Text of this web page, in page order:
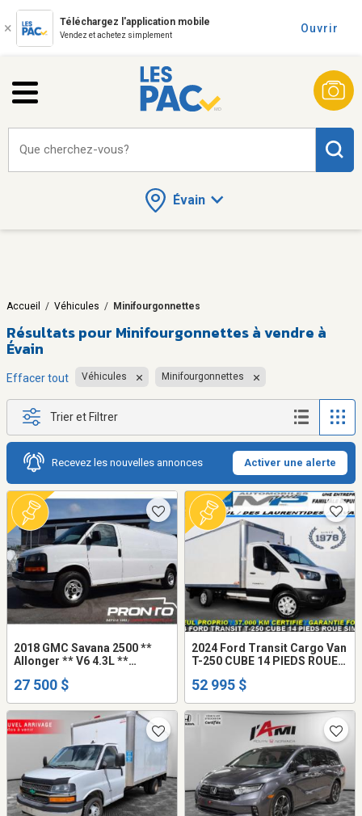
Téléchargez l'application mobile
Vendez et achetez simplement
Ouvrir
Évain
Que cherchez-vous?
Accueil / Véhicules / Minifourgonnettes
Résultats pour Minifourgonnettes à vendre à
Évain
Effacer tout Véhicules Minifourgonnettes
Trier et Filtrer
Recevez les nouvelles annonces Activer une alerte
2018 GMC Savana 2500 **
Allonger ** V6 4.3L **
27 500 $
2024 Ford Transit Cargo Van
T-250 CUBE 14 PIEDS ROUE
52 995 $